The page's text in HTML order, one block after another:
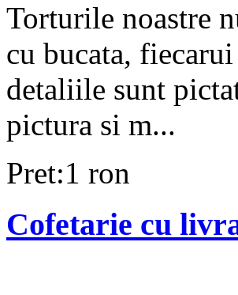
Torturile noastre
cu bucata,
detaliile sunt
pictura si m...
Pret:1 ron
Cofetarie cu